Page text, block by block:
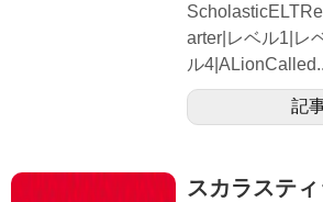
arter|レベル1|レ
ル
記
スカラステ